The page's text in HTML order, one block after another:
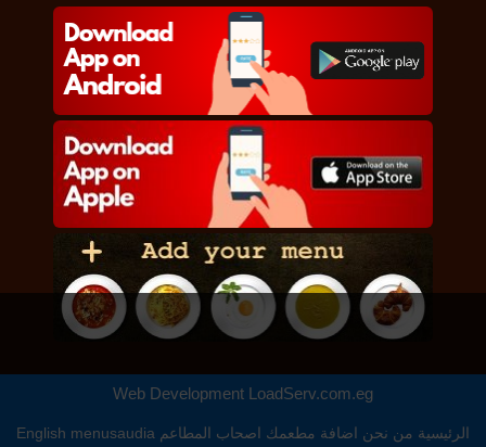
Web Development LoadServ.com.eg
الرئيسية من نحن اضافة مطعمك اصحاب المطاعم menusaudia
English